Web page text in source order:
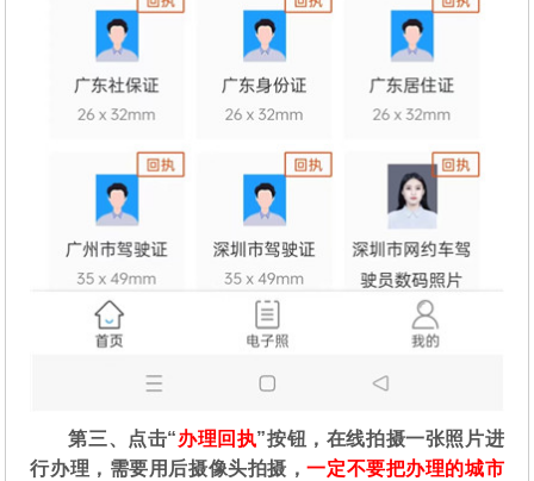
第三、点击“办理回执”按钮，在线拍摄一张照片进
行办理，需要用后摄像头拍摄，一定不要把办理的城市